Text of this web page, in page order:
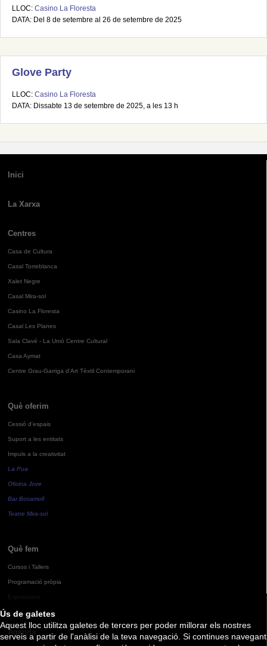
Ús de galetes
Aquest lloc utilitza galetes de tercers per poder millorar els nostres
serveis a partir de l'anàlisi de la teva navegació. Si continues navegant
LLOC: Casino La Floresta
DATA: Del 8 de setembre al 26 de setembre de 2025
Glove Party
LLOC: Casino La Floresta
DATA: Dissabte 13 de setembre de 2025, a les 13 h
Inici
La Xarxa
Centres
Casa de Cultura
Casal Torreblanca
Xalet Negre
Casal Mira-sol
Casino La Floresta
Casal Les Planes
Sala Clavé - La Unió Centre Cultural
Casa Aymat
Centre Grau-Garriga d'Art Tèxtil Contemporani
Què oferim
Cessió d'espais
Suport a les entitats
Impuls a la creativitat
La Pua
Oficina Jove
Bar Bocamoll
Teatre Mira-sol
Què fem
Cursos i Tallers
Programació pròpia
Agenda